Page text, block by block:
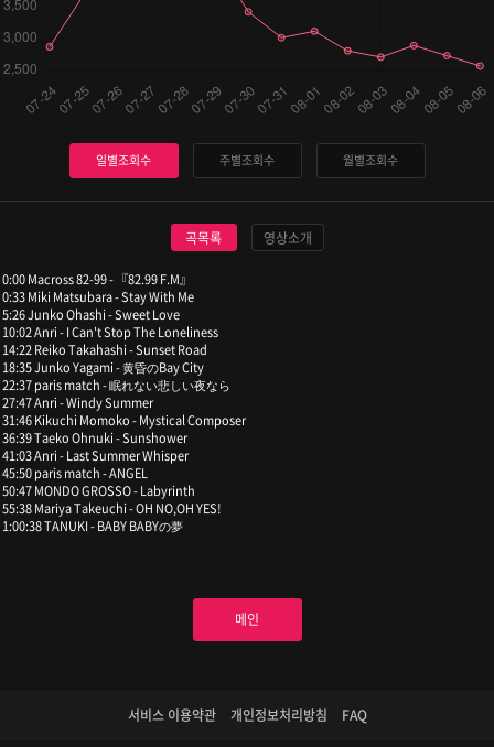
일별조회수 주별조회수 월별조회수
곡목록 영상소개
0:00 Macross 82-99 - 『82.99 F.M』
0:33 Miki Matsubara - Stay With Me
5:26 Junko Ohashi - Sweet Love
10:02 Anri - I Can't Stop The Loneliness
14:22 Reiko Takahashi - Sunset Road
18:35 Junko Yagami - 黄昏のBay City
22:37 paris match - 眠れない悲しい夜なら
27:47 Anri - Windy Summer
31:46 Kikuchi Momoko - Mystical Composer
36:39 Taeko Ohnuki - Sunshower
41:03 Anri - Last Summer Whisper
45:50 paris match - ANGEL
50:47 MONDO GROSSO - Labyrinth
55:38 Mariya Takeuchi - OH NO,OH YES!
1:00:38 TANUKI - BABY BABYの夢
메인
서비스 이용약관 개인정보처리방침 FAQ